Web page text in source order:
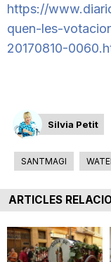
https://
quen-les-
20170810-
Silvia Petit
SANTMAGI
ARTICLES